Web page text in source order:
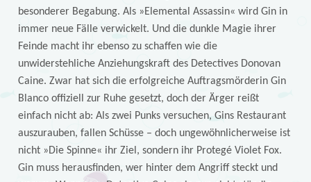
besonderer Begabung. Als »Elemental Assassin« wird Gin in
immer neue Fälle verwickelt. Und die dunkle Magie ihrer
Feinde macht ihr ebenso zu schaffen wie die
unwiderstehliche Anziehungskraft des Detectives Donovan
Caine. Zwar hat sich die erfolgreiche Auftragsmörderin Gin
Blanco offiziell zur Ruhe gesetzt, doch der Ärger reißt
einfach nicht ab: Als zwei Punks versuchen, Gins Restaurant
auszurauben, fallen Schüsse – doch ungewöhnlicherweise ist
nicht »Die Spinne« ihr Ziel, sondern ihr Protegé Violet Fox.
Gin muss herausfinden, wer hinter dem Angriff steckt und